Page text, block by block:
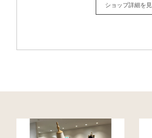
ショップ詳細を